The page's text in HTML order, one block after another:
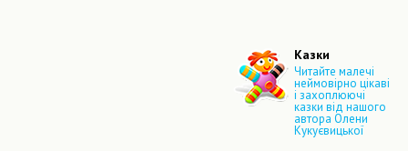
Казки
Читайте малечі
неймовірно цікаві
і захоплюючі
казки від нашого
автора Олени
Кукуєвицької